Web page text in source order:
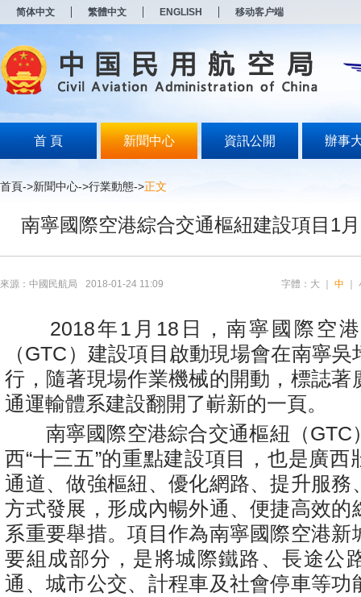
简体中文 繁體中文 ENGLISH 移动客户端
首 頁 新聞中心 資訊公開 辦事
首頁->新聞中心->行業動態->正文
南寧國際空港綜合交通樞紐建設項目1
來源：中國民航局 2018-01-24 11:09 字體： 大 中
2018年1月18日，南寧國際空港
（GTC）建設項目啟動現場會在南寧
行，隨著現場作業機械的開動，標誌著
通運輸體系建設翻開了嶄新的一頁。
南寧國際空港綜合交通樞紐（GTC
西“十三五”的重點建設項目，也是廣西
通道、做強樞紐、優化網路、提升服務
方式發展，形成內暢外通、便捷高效的
系重要舉措。項目作為南寧國際空港新
要組成部分，是將城際鐵路、長途公
通、城市公交、計程車及社會停車等功
打
开
无
障
说
按
Alt
开